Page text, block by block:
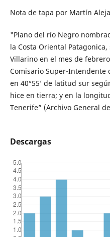
Nota de tapa por Martín
"Plano del río Negro
la Costa Oriental
Villarino en el mes de
Comisario Super-Intendente
en 40°55’ de latitud sur
hice en tierra; y en la
Tenerife” (Archivo General
Descargas